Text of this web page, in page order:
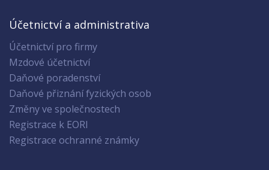
Účetnictví a administrativa
Účetnictví pro firmy
Mzdové účetnictví
Daňové poradenství
Daňové přiznání fyzických osob
Změny ve společnostech
Registrace k EORI
Registrace ochranné známky